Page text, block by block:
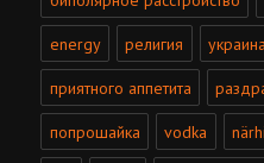
energy религия украина
приятного аппетита
попрошайка vodka